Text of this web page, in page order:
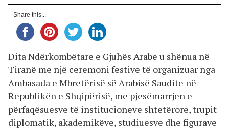
Share this...
Dita Ndërkombëtare e Gjuhës Arabe u shënua në
Tiranë me një ceremoni festive të organizuar nga
Ambasada e Mbretërisë së Arabisë Saudite në
Republikën e Shqipërisë, me pjesëmarrjen e
përfaqësuesve të institucioneve shtetërore, trupit
diplomatik, akademikëve, studiuesve dhe figurave